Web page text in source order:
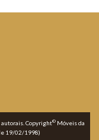
Copyright© Móveis da
19/02/1998)